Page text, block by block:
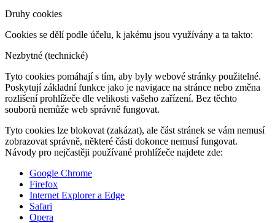
Druhy cookies
Cookies se dělí podle účelu, k jakému jsou využívány a ta takto:
Nezbytné (technické)
Tyto cookies pomáhají s tím, aby byly webové stránky použitelné.
Poskytují základní funkce jako je navigace na stránce nebo změna
rozlišení prohlížeče dle velikosti vašeho zařízení. Bez těchto
souborů nemůže web správně fungovat.
Tyto cookies lze blokovat (zakázat), ale část stránek se vám nemusí
zobrazovat správně, některé části dokonce nemusí fungovat.
Návody pro nejčastěji používané prohlížeče najdete zde:
Google Chrome
Firefox
Internet Explorer a Edge
Safari
Opera